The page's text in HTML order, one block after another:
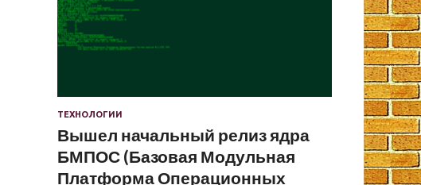
ТЕХНОЛОГИИ
Вышел начальный релиз ядра
БМПОС (Базовая Модульная
Платформа Операционных